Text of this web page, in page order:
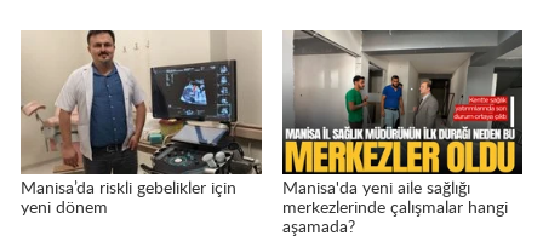
Manisa’da riskli gebelikler için
yeni dönem
Manisa'da yeni aile sağlığı
merkezlerinde çalışmalar hangi
aşamada?